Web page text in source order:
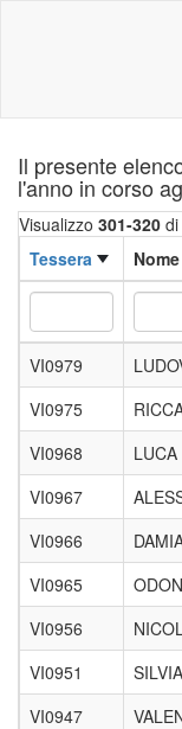
Il presente
l'anno in corso
Visualizzo 301-320 di
Tessera
Nome
VI0979
VI0975
VI0968
LUCA
VI0967
VI0966
VI0965
VI0956
VI0951
SILVIA
VI0947